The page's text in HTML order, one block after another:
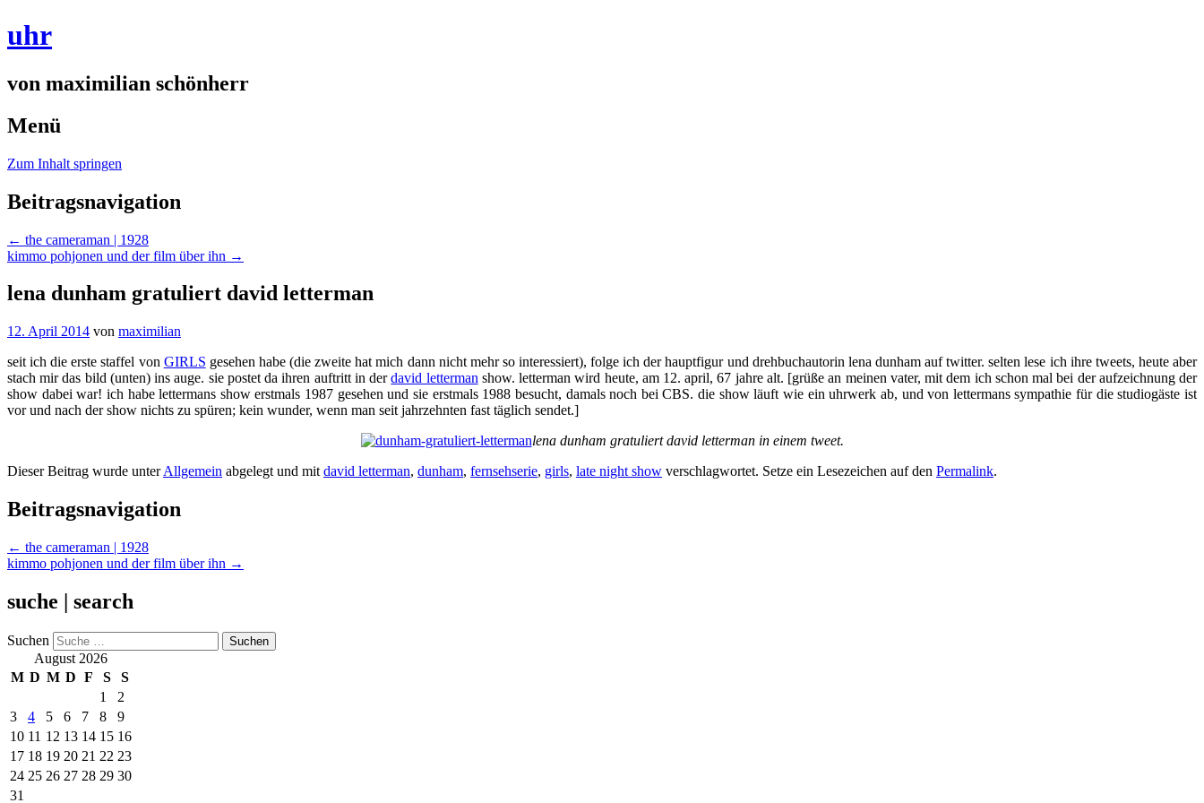
uhr
von maximilian schönherr
Menü
Zum Inhalt springen
Beitragsnavigation
← the cameraman | 1928
kimmo pohjonen und der film über ihn →
lena dunham gratuliert david letterman
12. April 2014 von maximilian
seit ich die erste staffel von GIRLS gesehen habe (die zweite hat mich dann nicht mehr so interessiert), folge ich der hauptfigur und drehbuchautorin lena dunham auf twitter. selten lese ich ihre tweets, heute aber
stach mir das bild (unten) ins auge. sie postet da ihren auftritt in derdavid letterman show. letterman wird heute, am 12. april, 67 jahre alt. [grüße an meinen vater, mit dem ich schon mal bei der aufzeichnung der
show dabei war! ich habe lettermans show erstmals 1987 gesehen und sie erstmals 1988 besucht, damals noch bei CBS. die show läuft wie ein uhrwerk ab, und von lettermans sympathie für die studiogäste ist
vor und nach der show nichts zu spüren; kein wunder, wenn man seit jahrzehnten fast täglich sendet.]
lena dunham gratuliert david letterman in einem tweet.
Dieser Beitrag wurde unterAllgemein abgelegt und mit david letterman, dunham, fernsehserie, girls, late night show verschlagwortet. Setze ein Lesezeichen auf den Permalink.
Beitragsnavigation
← the cameraman | 1928
kimmo pohjonen und der film über ihn →
suche | search
Suchen
August 2026
M D M D F S
S
1
2
3
4 5 6 7 8
9
10 11 12 13 14 15 16
17 18 19 20 21 22 23
24 25 26 27 28 29 30
31